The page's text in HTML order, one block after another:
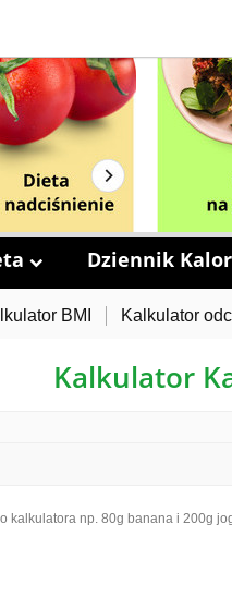
Dziennik
BMI Kalkulator
Kalkulator
kalkulatora np. 80g banana i 200g